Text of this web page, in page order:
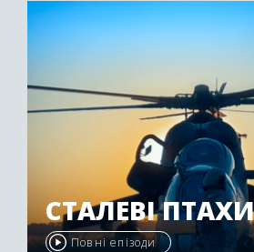
СТАЛЕВІ ПТАХИ
Повні епізоди